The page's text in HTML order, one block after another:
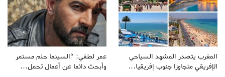
المغرب يتصدر المشهد السياحي
الإفريقي متجاوزا جنوب إفريقيا…
عمر لطفي: “السينما حلم مستمر
وأبحث دائما عن أعمال تحمل…